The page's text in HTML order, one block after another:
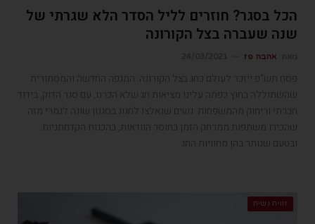
הכל בסגר? חוזרים לליל הסדר הלא שגרתי של
שנה שעברה בצל הקורונה
אהבה פז
פסח תש"פ ייזכר לעולם כחג בצל הקורונה. המגפה החדשה והמסתורית
שהשתוללה בחוץ כפתה עלינו מציאות חג שלא הכרנו, עם סגר הדוק, בידוד
חברתי וריחוק מהמשפחות. נשים שנאלצו לחגוג בסגנון שונה לגמרי מזה
שהכירו משתפות ממרחק הזמן בחוסר הוודאות, בהכנות הקדחתניות
ובטעם שנותר בהן מחוויות החג
זווית נשית